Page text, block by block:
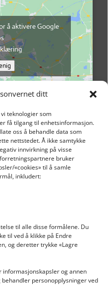
ditt
teknologier som
få tilgang til enhetsinformasjon.
oss å behandle data som
nettstedet. Å ikke samtykke
innvirkning på visse
bruker
«cookies» til å samle
inkludert:
til alle disse formålene. Du
til ved å klikke på Endre
og deretter trykke «Lagre
informasjonskapsler og annen
personopplysninger ved
å aktivere Google